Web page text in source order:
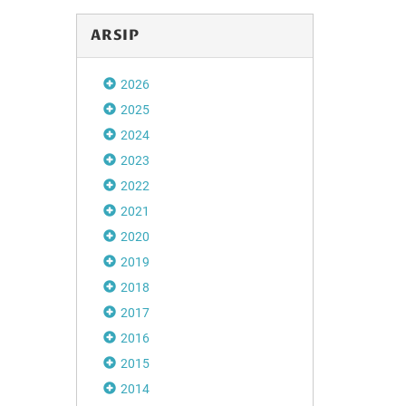
ARSIP
2026
2025
2024
2023
2022
2021
2020
2019
2018
2017
2016
2015
2014